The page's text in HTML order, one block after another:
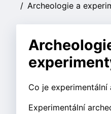
Archeologie a
Co je experimentální
Experimentální